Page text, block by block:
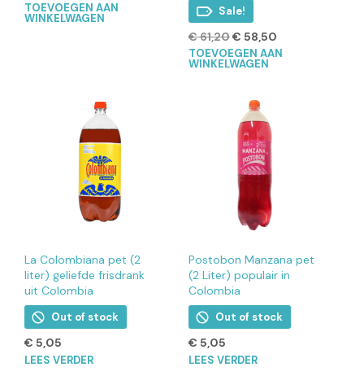
TOEVOEGEN AAN
WINKELWAGEN
Sale!
€61,20Oorspronkelijke
prijs
was:
€ 58,50Huidige
prijs
TOEVOEGEN AAN
WINKELWAGEN
La Colombiana pet (2
liter) geliefde frisdrank
uit Colombia
Out of stock
€ 5,05
LEES VERDER
Postobon Manzana pet
(2 Liter) populair in
Colombia
Out of stock
€ 5,05
LEES VERDER